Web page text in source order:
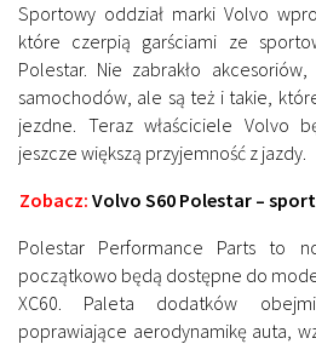
Sportowy oddział marki Volvo
które czerpią garściami ze
Polestar. Nie zabrakło
samochodów, ale są też i takie,
jezdne. Teraz właściciele Volvo
jeszcze większą przyjemność z jazdy.
Zobacz: Volvo S60 Polestar –
Polestar Performance Parts to
początkowo będą dostępne do
XC60. Paleta dodatków
poprawiające aerodynamikę auta,